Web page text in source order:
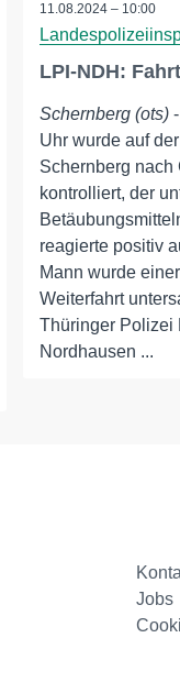
11.08.2024 – 10:00
LPI-NDH:
Schernberg (ots)
Uhr wurde auf
Schernberg
kontrolliert, der
reagierte positiv
Mann wurde
Weiterfahrt
Thüringer Polizei
Nordhausen ...
Jobs